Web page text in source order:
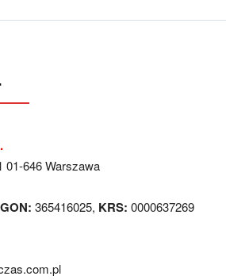
01-646 Warszawa
365416025, KRS: 0000637269